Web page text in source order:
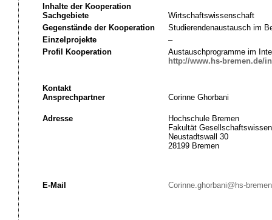
Inhalte der Kooperation
Sachgebiete
Wirtschaftswissenschaft
Gegenstände der Kooperation
Studierendenaustausch im
Einzelprojekte
–
Profil Kooperation
Austauschprogramme im
http://www.hs-bremen.de/
Kontakt
Ansprechpartner
Corinne Ghorbani
Adresse
Hochschule Bremen
Fakultät
Neustadtswall 30
28199 Bremen
E-Mail Corinne.ghorbani@hs-